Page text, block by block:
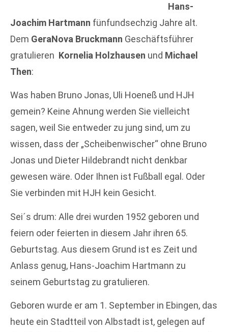
Hans-
Joachim Hartmann fünfundsechzig Jahre alt.
Dem GeraNova Bruckmann Geschäftsführer
gratulieren Kornelia Holzhausen und Michael
Then:
Was haben Bruno Jonas, Uli Hoeneß und HJH
gemein? Keine Ahnung werden Sie vielleicht
sagen, weil Sie entweder zu jung sind, um zu
wissen, dass der „Scheibenwischer“ ohne Bruno
Jonas und Dieter Hildebrandt nicht denkbar
gewesen wäre. Oder Ihnen ist Fußball egal. Oder
Sie verbinden mit HJH kein Gesicht.
Sei´s drum: Alle drei wurden 1952 geboren und
feiern oder feierten in diesem Jahr ihren 65.
Geburtstag. Aus diesem Grund ist es Zeit und
Anlass genug, Hans-Joachim Hartmann zu
seinem Geburtstag zu gratulieren.
Geboren wurde er am 1. September in Ebingen, das
heute ein Stadtteil von Albstadt ist, gelegen auf